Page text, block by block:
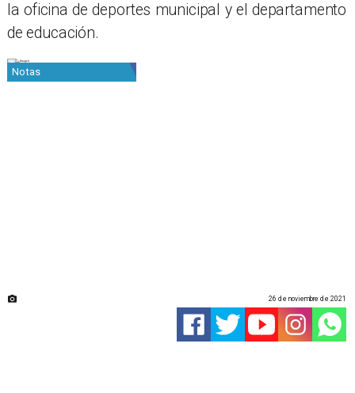
la oficina de deportes municipal y el departamento
de educación.
Notas
26 de noviembre de 2021